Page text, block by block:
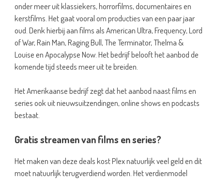
onder meer uit klassiekers, horrorfilms, documentaires en
kerstfilms. Het gaat vooral om producties van een paar jaar
oud. Denk hierbij aan films als American Ultra, Frequency, Lord
of War, Rain Man, Raging Bull, The Terminator, Thelma &
Louise en Apocalypse Now. Het bedrijf belooft het aanbod de
komende tijd steeds meer uit te breiden.
Het Amerikaanse bedrijf zegt dat het aanbod naast films en
series ook uit nieuwsuitzendingen, online shows en podcasts
bestaat.
Gratis streamen van films en series?
Het maken van deze deals kost Plex natuurlijk veel geld en dit
moet natuurlijk terugverdiend worden. Het verdienmodel